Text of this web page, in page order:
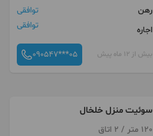
رهن
توافقی
اجاره
توافقی
بیش از 12 ماه پیش 090547***05
سوئیت منزل خلخال
120 متر / 2 اتاق